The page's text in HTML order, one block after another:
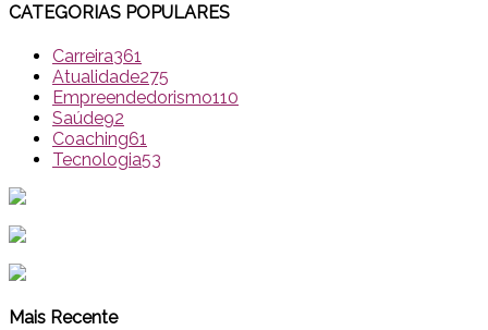
CATEGORIAS POPULARES
Carreira361
Atualidade275
Empreendedorismo110
Saúde92
Coaching61
Tecnologia53
Mais Recente